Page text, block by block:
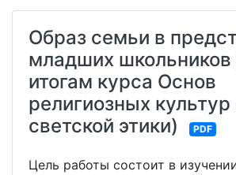
Образ семьи в
младших школьников
итогам курса Основ
религиозных культур
светской этики)
PDF
Цель работы состоит в